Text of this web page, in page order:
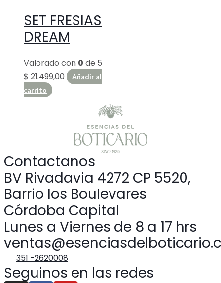
SET FRESIAS
DREAM
Valorado con 0 de 5
$ 21.499,00
Añadir al
carrito
Contactanos
BV Rivadavia 4272 CP 5520,
Barrio los Boulevares
Córdoba Capital
Lunes a Viernes de 8 a 17 hrs
351 -2620008
Seguinos en las redes